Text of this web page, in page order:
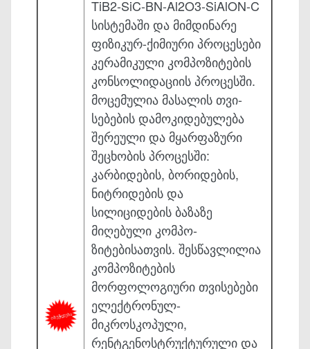
TiB2-SiC-BN-Al2O3-SiAlON-C
სისტემაში და მიმდინარე
ფიზიკურ-ქიმი­ური პრო­­ცესები
კერამიკული კომპოზიტების
კონსოლიდაციის პროცესში.
მოცემულია მა­სალის თვი­
სებების დამოკიდებულება
შერეული და მყარფაზური
შეცხობის პრო­ცესში:
კარბიდების, ბორიდების,
ნიტრიდების და
სილიციდების ბაზაზე
მიღებული კომპო­
ზიტებისათვის. შესწავლილია
კომპოზიტების
მორფოლოგიური თვისებები
ელექტრო­ნულ-
მიკროსკოპული,
რენტგენოსტრუქტურული და